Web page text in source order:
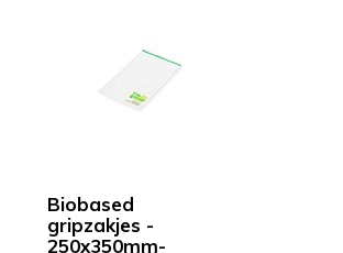
Biobased
gripzakjes -
250x350mm-